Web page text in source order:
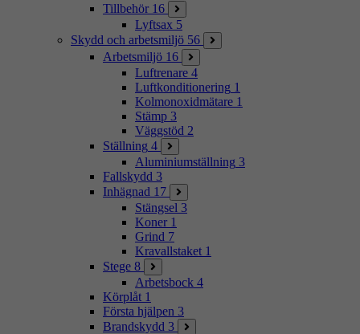
Tillbehör 16
Lyftsax 5
Skydd och arbetsmiljö 56
Arbetsmiljö 16
Luftrenare 4
Luftkonditionering 1
Kolmonoxidmätare 1
Stämp 3
Väggstöd 2
Ställning 4
Aluminiumställning 3
Fallskydd 3
Inhägnad 17
Stängsel 3
Koner 1
Grind 7
Kravallstaket 1
Stege 8
Arbetsbock 4
Körplåt 1
Första hjälpen 3
Brandskydd 3